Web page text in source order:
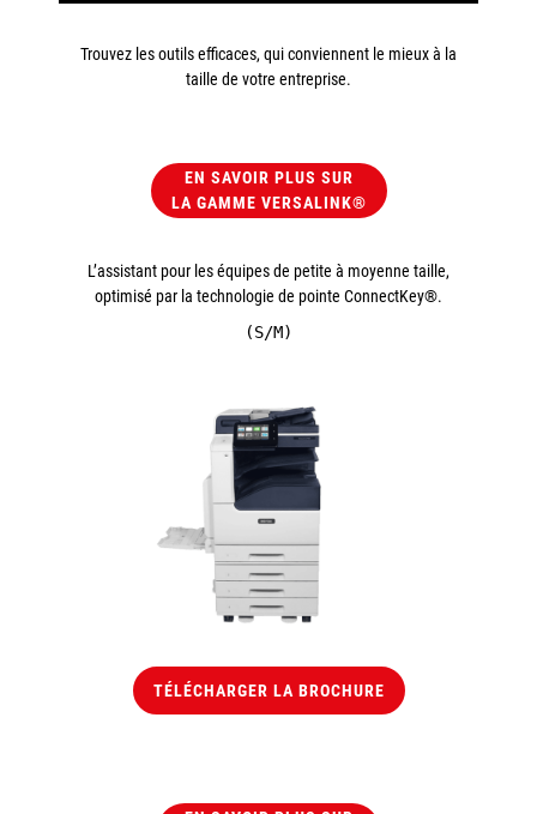
Trouvez les outils efficaces, qui conviennent le mieux à la
taille de votre entreprise.
EN SAVOIR PLUS SUR
LA GAMME VERSALINK®
L’assistant pour les équipes de petite à moyenne taille,
optimisé par la technologie de pointe ConnectKey®.
(S/M)
TÉLÉCHARGER LA BROCHURE